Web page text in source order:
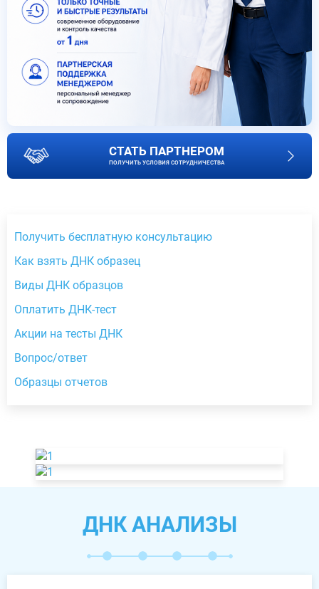
СТАТЬ ПАРТНЕРОМ
ПОЛУЧИТЬ УСЛОВИЯ СОТРУДНИЧЕСТВА
Получить бесплатную консультацию
Как взять ДНК образец
Виды ДНК образцов
Оплатить ДНК-тест
Акции на тесты ДНК
Вопрос/ответ
Образцы отчетов
ДНК АНАЛИЗЫ